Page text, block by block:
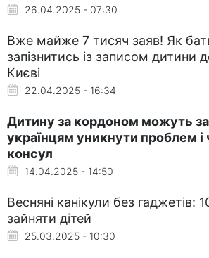
26.04.2025 - 07:30
Вже майже 7 тисяч заяв! Як
запізнитись із записом дитини
Києві
22.04.2025 - 16:34
Дитину за кордоном можуть
українцям уникнути проблем
консул
14.04.2025 - 14:50
Весняні канікули без гаджетів:
зайняти дітей
25.03.2025 - 10:30